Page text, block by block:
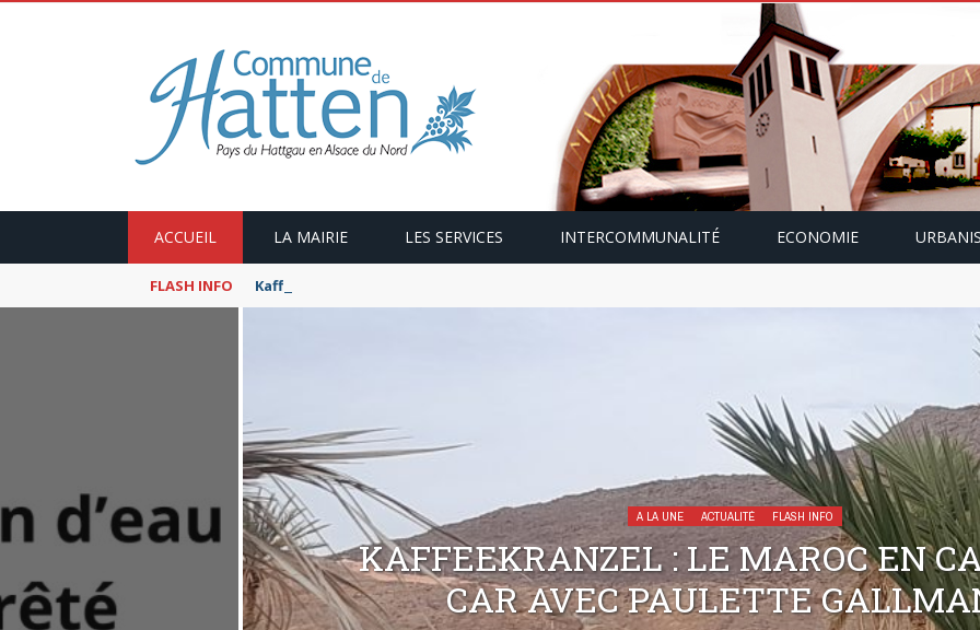
ACCUEIL LA MAIRIE LES SERVICES INTERCOMMUNALITÉ ECONOMIE
FLASH INFO Kaffeekranzel : Le Maroc en camping-car avec Paulette Gallmann
A LA UNE ACTUALITÉ FLASH INFO
KAFFEEKRANZEL : LE MAROC EN
CAR AVEC PAULETTE